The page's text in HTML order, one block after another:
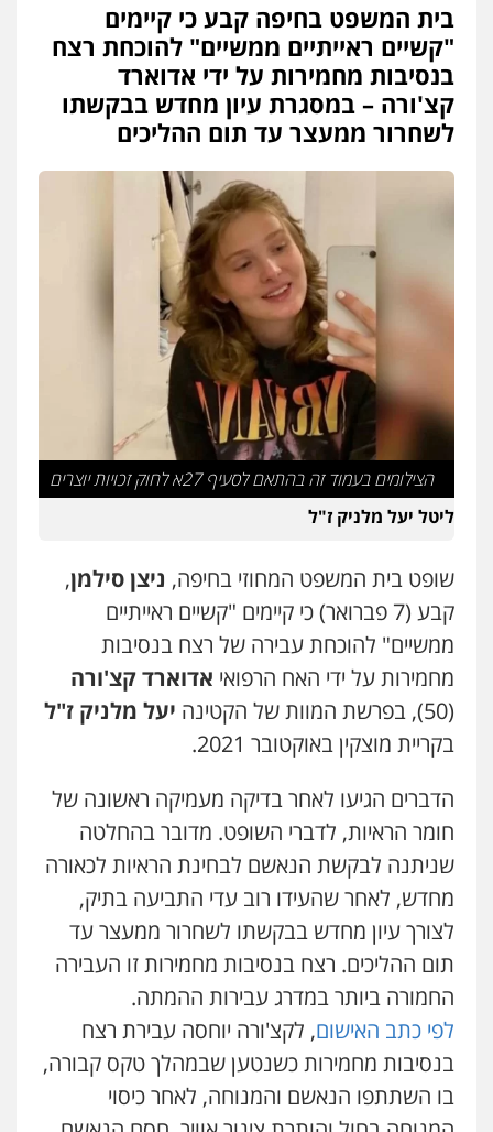
עו"ד אלון קריטי
פלילי כלכלי אלימות סמים מעצרים
0525544654
עו"ד דפנה לביא
0507206063
עו"ד זוהר ארבל
פלילי פשיעה חמורה מעצרים וחקירות
קטינים
0538788878
עו"ד אסף דוק
פלילי עבירות מין סמים והימורים
חמורה חקירות ומעצרים צווארון לבן והונאה
0526885006
עו"ד שלי גורביץ – לוי
משפט פלילי
0544218336
משרד עורכי דין חן ברוך
0505078733
פלילי פשיעה חמורה מעצרים וחקירות
0507446995
משרד עורכי דין טאי שרקי
0547556464
עו"ד אילן אלימלך
פלילי פשיעה חמורה תעבורה אסירים
0522992110
בית המשפט בחיפה קבע כי קיימים
"קשיים ראייתיים ממשיים" להוכחת רצח
בנסיבות מחמירות על ידי אדוארד
קצ'ורה – במסגרת עיון מחדש בבקשתו
לשחרור ממעצר עד תום ההליכים
הצילומים בעמוד זה בהתאם לסעיף 27א לחוק זכויות יוצרים
ליטל יעל מלניק ז"ל
שופט בית המשפט המחוזי בחיפה, ניצן סילמן,
קבע (7 פברואר) כי קיימים "קשיים ראייתיים
ממשיים" להוכחת עבירה של רצח בנסיבות
מחמירות על ידי האח הרפואי אדוארד קצ'ורה
(50), בפרשת המוות של הקטינה
יעל מלניק ז"ל
בקריית מוצקין באוקטובר 2021.
הדברים הגיעו לאחר בדיקה מעמיקה ראשונה של
חומר הראיות, לדברי השופט. מדובר בהחלטה
שניתנה לבקשת הנאשם לבחינת הראיות לכאורה
מחדש, לאחר שהעידו רוב עדי התביעה בתיק,
לצורך עיון מחדש בבקשתו לשחרור ממעצר עד
תום ההליכים. רצח בנסיבות מחמירות זו העבירה
החמורה ביותר במדרג עבירות ההמתה.
לפי כתב האישום, לקצ'ורה יוחסה עבירת רצח
בנסיבות מחמירות כשנטען שבמהלך טקס קבורה,
בו השתתפו הנאשם והמנוחה, לאחר כיסוי